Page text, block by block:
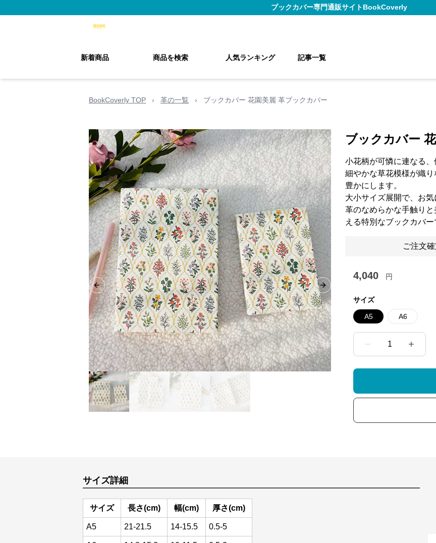
ブックカバー専門通販サイトBookCoverly
新着商品 商品を検索 人気ランキング 記事一覧
BookCoverly TOP › 革の一覧 › ブックカバー 花園美麗 革ブックカバー
Previous slide Next slide
ブックカバー
小花柄が可憐に連なる、
細やかな草花模様が織
豊かにします。
大小サイズ展開で、お気
革のなめらかな手触り
える特別なブックカバー
ご注文
4,040 円
サイズ
A5 A6
1
サイズ詳細
サイズ 長さ(cm) 幅(cm) 厚さ(cm)
A5 21-21.5 14-15.5 0.5-5